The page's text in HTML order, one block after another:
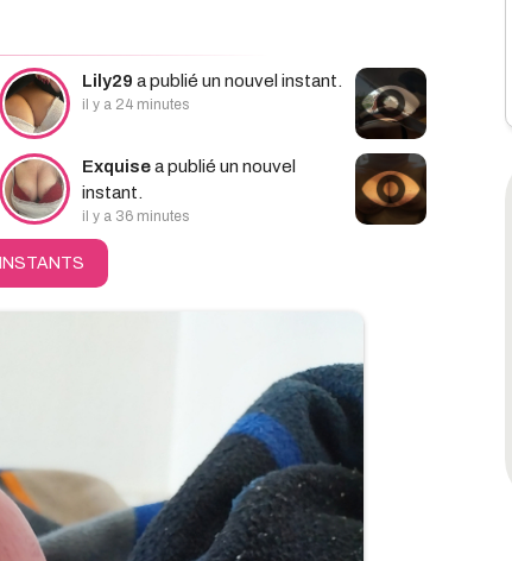
Lily29 a publié un nouvel instant.
il y a 24 minutes
Exquisea publié un nouvel
instant.
il y a 36 minutes